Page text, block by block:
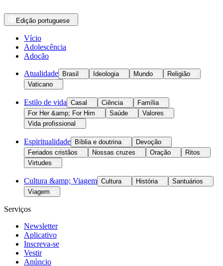
Edição portuguese
Vício
Adolescência
Adoção
Atualidade Brasil Ideologia Mundo
Religião
Vaticano
Estilo de vida Casal Ciência
Família
For Her &amp; For Him
Saúde
Valores
Vida profissional
Espiritualidade Bíblia e doutrina
Devoção
Feriados cristãos
Nossas cruzes Oração
Ritos
Virtudes
Cultura &amp; Viagem Cultura História
Santuários
Viagem
Serviços
Newsletter
Aplicativo
Inscreva-se
Vestir
Anúncio